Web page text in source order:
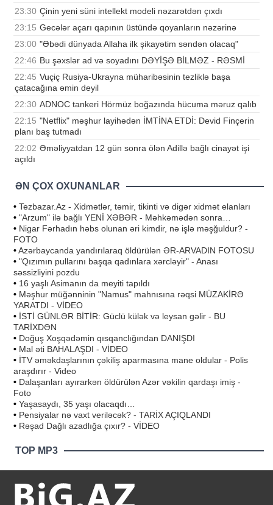
23:30 Çinin yeni süni intellekt modeli nəzarətdən çıxdı
23:15 Gecələr açarı qapının üstündə qoyanların nəzərinə
23:00 "Əbədi dünyada Allaha ilk şikayətim səndən olacaq"
22:46 Bu şəxslər ad və soyadını DƏYİŞƏ BİLMƏZ - RƏSMİ
22:45 Vuçiç Rusiya-Ukrayna müharibəsinin tezliklə başa
çatacağına əmin deyil
22:30 ADNOC tankeri Hörmüz boğazında hücuma məruz qalıb
22:15 "Netflix" məşhur layihədən İMTİNA ETDİ: Devid Finçerin
planı baş tutmadı
22:02 Əməliyyatdan 12 gün sonra ölən Adillə bağlı cinayət işi
açıldı
ƏN ÇOX OXUNANLAR
• Tezbazar.Az - Xidmətlər, təmir, tikinti və digər xidmət elanları
• "Arzum" ilə bağlı YENİ XƏBƏR - Məhkəmədən sonra…
• Nigar Fərhadın həbs olunan əri kimdir, nə işlə məşğuldur? -
FOTO
•Azərbaycanda yandırılaraq öldürülən ƏR-ARVADIN FOTOSU
• "Qızımın pullarını başqa qadınlara xərcləyir" - Anası
səssizliyini pozdu
• 16 yaşlı Asimanın da meyiti tapıldı
• Məşhur müğənninin "Namus" mahnısına rəqsi MÜZAKİRƏ
YARATDI - VİDEO
• İSTİ GÜNLƏR BİTİR: Güclü külək və leysan gəlir - BU
TARİXDƏN
• Doğuş Xoşqədəmin qısqanclığından DANIŞDI
• Mal əti BAHALAŞDI - VİDEO
• İTV əməkdaşlarının çəkiliş aparmasına mane oldular - Polis
araşdırır - Video
• Dalaşanları ayırarkən öldürülən Azər vəkilin qardaşı imiş -
Foto
• Yaşasaydı, 35 yaşı olacaqdı…
• Pensiyalar nə vaxt veriləcək? - TARİX AÇIQLANDI
• Rəşad Dağlı azadlığa çıxır? - VİDEO
TOP MP3